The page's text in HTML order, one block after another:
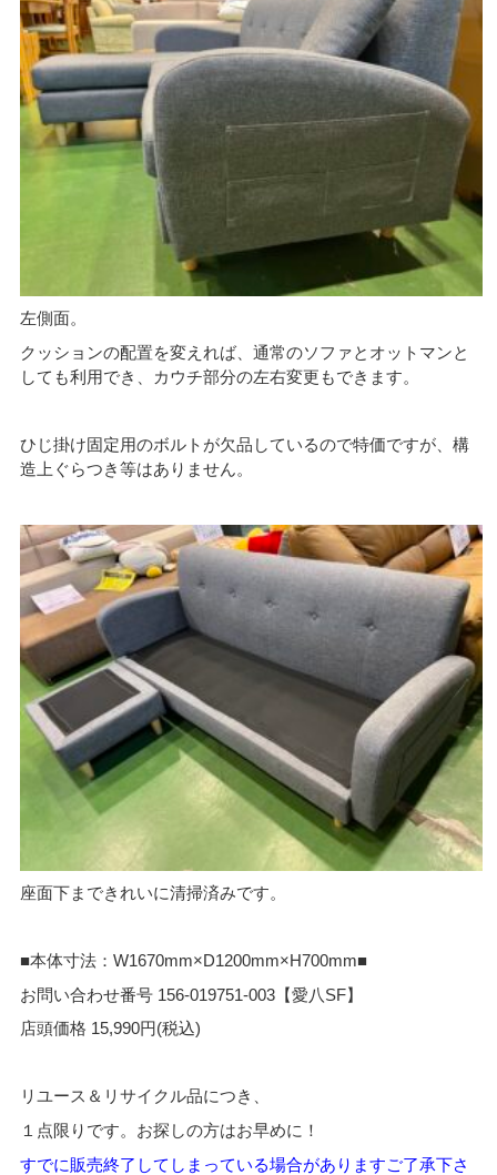
左側面。
クッションの配置を変えれば、通常のソファとオットマンと
しても利用でき、カウチ部分の左右変更もできます。
ひじ掛け固定用のボルトが欠品しているので特価ですが、構
造上ぐらつき等はありません。
座面下まできれいに清掃済みです。
■本体寸法：W1670mm×D1200mm×H700mm■
お問い合わせ番号 156-019751-003【愛八SF】
店頭価格 15,990円(税込)
リユース＆リサイクル品につき、
１点限りです。お探しの方はお早めに！
すでに販売終了してしまっている場合がありますご了承下さ